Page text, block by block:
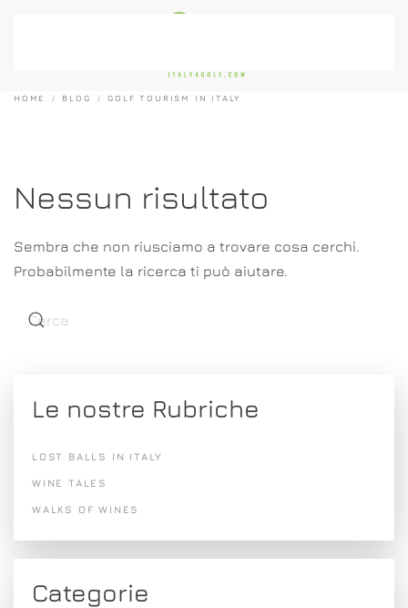
HOME BLOG GOLF TOURISM IN ITALY
Nessun risultato
Sembra che non riusciamo a trovare cosa cerchi.
Probabilmente la ricerca ti può aiutare.
Le nostre Rubriche
LOST BALLS IN ITALY
WINE TALES
WALKS OF WINES
Categorie